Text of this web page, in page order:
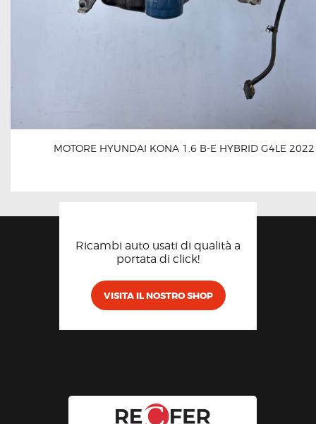
MOTORE HYUNDAI KONA 1.6 B-E HYBRID G4LE
Ricambi auto usati di qualità a
portata di click!
VISITA IL NOSTRO SHOP